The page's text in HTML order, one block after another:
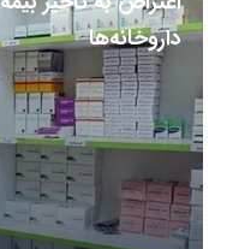
داروخانه‌ها